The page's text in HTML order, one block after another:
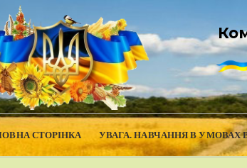
СТОРІНКА УВАГА. НАВЧАННЯ В УМОВАХ